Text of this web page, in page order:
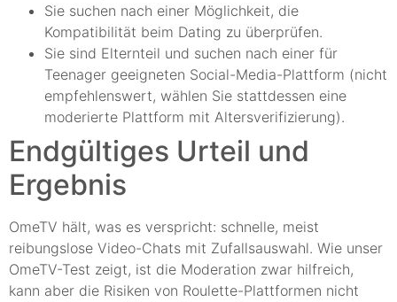
Sie suchen nach einer Möglichkeit, die
Kompatibilität beim Dating zu überprüfen.
Sie sind Elternteil und suchen nach einer für
Teenager geeigneten Social-Media-Plattform (nicht
empfehlenswert, wählen Sie stattdessen eine
moderierte Plattform mit Altersverifizierung).
Endgültiges Urteil und
Ergebnis
OmeTV hält, was es verspricht: schnelle, meist
reibungslose Video-Chats mit Zufallsauswahl. Wie unser
OmeTV-Test zeigt, ist die Moderation zwar hilfreich,
kann aber die Risiken von Roulette-Plattformen nicht